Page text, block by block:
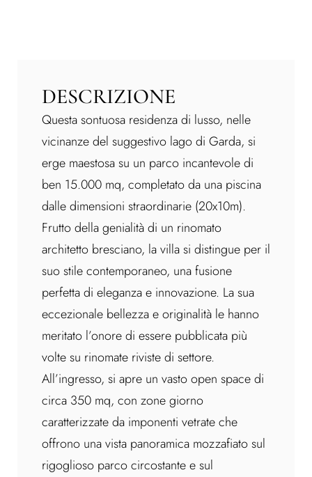
DESCRIZIONE
Questa sontuosa residenza di lusso, nelle
vicinanze del suggestivo lago di Garda, si
erge maestosa su un parco incantevole di
ben 15.000 mq, completato da una piscina
dalle dimensioni straordinarie (20x10m).
Frutto della genialità di un rinomato
architetto bresciano, la villa si distingue per il
suo stile contemporaneo, una fusione
perfetta di eleganza e innovazione. La sua
eccezionale bellezza e originalità le hanno
meritato l’onore di essere pubblicata più
volte su rinomate riviste di settore.
All’ingresso, si apre un vasto open space di
circa 350 mq, con zone giorno
caratterizzate da imponenti vetrate che
offrono una vista panoramica mozzafiato sul
rigoglioso parco circostante e sul